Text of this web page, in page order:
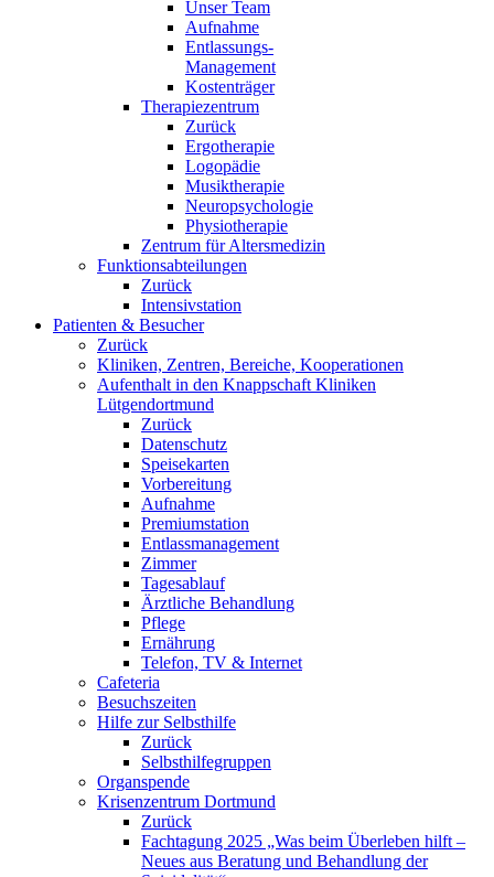
Unser Team
Aufnahme
Entlassungs-
Management
Kostenträger
Therapiezentrum
Zurück
Ergotherapie
Logopädie
Musiktherapie
Neuropsychologie
Physiotherapie
Zentrum für Altersmedizin
Funktionsabteilungen
Zurück
Intensivstation
Patienten & Besucher
Zurück
Kliniken, Zentren, Bereiche, Kooperationen
Aufenthalt in den Knappschaft Kliniken
Lütgendortmund
Zurück
Datenschutz
Speisekarten
Vorbereitung
Aufnahme
Premiumstation
Entlassmanagement
Zimmer
Tagesablauf
Ärztliche Behandlung
Pflege
Ernährung
Telefon, TV & Internet
Cafeteria
Besuchszeiten
Hilfe zur Selbsthilfe
Zurück
Selbsthilfegruppen
Organspende
Krisenzentrum Dortmund
Zurück
Fachtagung 2025 „Was beim Überleben hilft –
Neues aus Beratung und Behandlung der